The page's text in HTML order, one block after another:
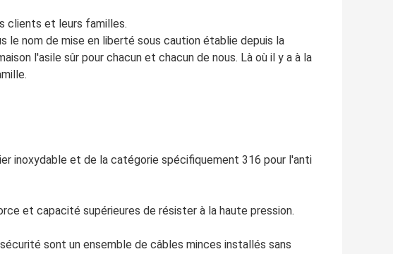
clients et leurs familles.
le nom de mise en liberté sous caution établie depuis la
l'asile sûr pour chacun et chacun de nous. Là où il y a à la
inoxydable et de la catégorie spécifiquement 316 pour l'anti
et capacité supérieures de résister à la haute pression.
sont un ensemble de câbles minces installés sans